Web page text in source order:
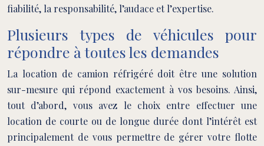
fiabilité, la responsabilité, l’audace et l’expertise.
Plusieurs types de véhicules pour
répondre à toutes les demandes
La location de camion réfrigéré doit être une solution
sur-mesure qui répond exactement à vos besoins. Ainsi,
tout d’abord, vous avez le choix entre effectuer une
location de courte ou de longue durée dont l’intérêt est
principalement de vous permettre de gérer votre flotte